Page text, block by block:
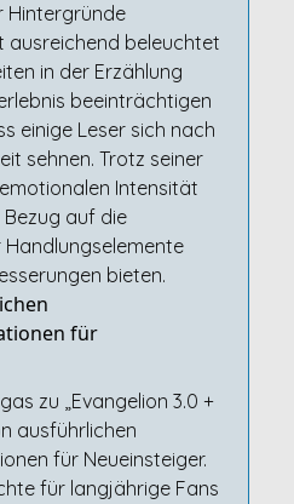
Hintergründe
ausreichend beleuchtet
in der Erzählung
beeinträchtigen
einige Leser sich nach
sehnen. Trotz seiner
Intensität
auf die
bieten.
für
zu „Evangelion 3.0 +
ausführlichen
für Neueinsteiger.
für langjährige Fans